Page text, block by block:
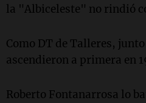
la "Albiceleste" no rindió
Como DT de Talleres,
ascendieron a primera en
Roberto Fontanarrosa lo